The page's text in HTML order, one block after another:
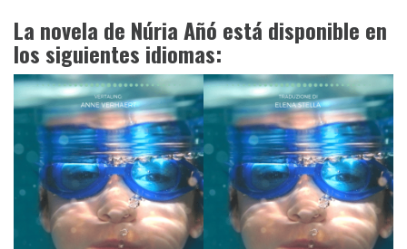
La novela de Núria Añó está disponible en
los siguientes idiomas: